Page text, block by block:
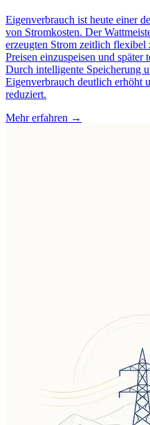
Eigenverbrauch ist heute einer
von Stromkosten. Der
erzeugten Strom zeitlich flexibel
Preisen einzuspeisen und später
Durch intelligente Speicherung
Eigenverbrauch deutlich erhöht
reduziert.
Mehr erfahren →